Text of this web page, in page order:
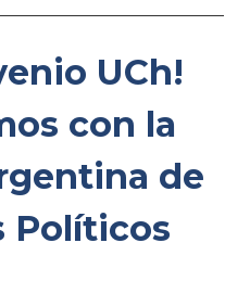
UCh!
con la
de
Políticos